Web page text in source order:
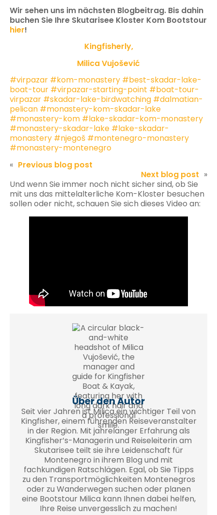
Wir sehen uns im nächsten Blogbeitrag. Bis dahin
buchen Sie Ihre Skutarisee Kloster Kom Bootstour
hier!
Kingfisherly,
Milica Vujošević
#virpazar #kom-monastery #best-skadar-lake-
boat-tour #virpazar-starting-point #boat-tour-
virpazar #skadar-lake-birdwatching #dalmatian-
pelican #monastery-kom-skadar-lake
#monastery-kom #lake-skadar-kom-monastery
#monastery-skadar-lake #lake-skadar-
monastery #njegoš #montenegro-monastery
#monastery-montenegro
« Previous blog post
Next blog post »
Und wenn Sie immer noch nicht sicher sind, ob Sie
mit uns das mittelalterliche Kom-Kloster besuchen
sollen oder nicht, schauen Sie sich dieses Video an:
Über den Autor
Seit vier Jahren ist Milica ein wichtiger Teil von
Kingfisher, einem führenden Reiseveranstalter
in der Region. Mit jahrelanger Erfahrung als
Kingfisher’s-Managerin und Reiseleiterin am
Skutarisee teilt sie ihre Leidenschaft für
Montenegro in ihrem Blog und mit
fachkundigen Ratschlägen. Egal, ob Sie Tipps
zu den Transportmöglichkeiten Montenegros
oder zu Wanderwegen suchen oder planen
eine Bootstour Milica kann Ihnen dabei helfen,
Ihre Reise unvergesslich zu machen!